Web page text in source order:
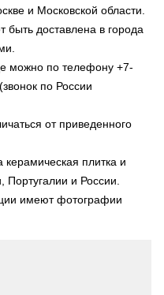
и Московской области.
доставлена в города
можно по телефону +7-
по России
от приведенного
керамическая плитка и
Португалии и России.
имеют фотографии